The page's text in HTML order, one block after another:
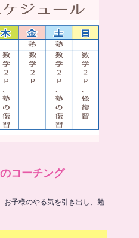
コーチング
お子様のやる気を引き出し、勉